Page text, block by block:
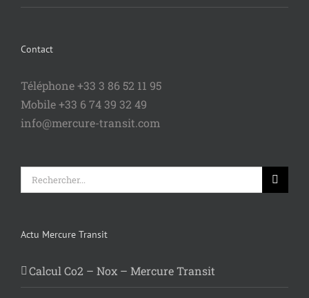
Contact
Téléphone +33 3 86 52 11 95
Mobile +33 6 74 39 32 49
info@mercure-transit.com
Rechercher:
Actu Mercure Transit
Calcul Co2 – Nox – Mercure Transit